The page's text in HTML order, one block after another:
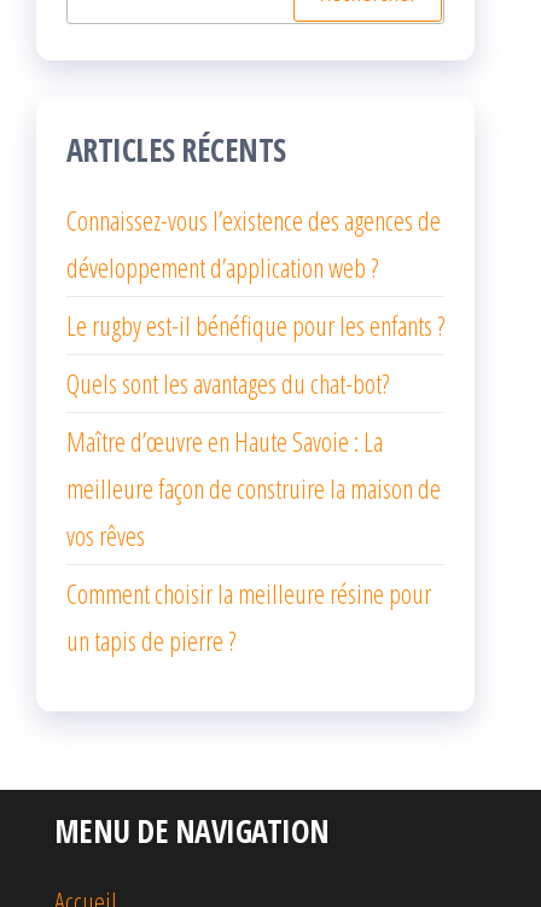
ARTICLES RÉCENTS
Connaissez-vous l’existence des agences de
développement d’application web ?
Le rugby est-il bénéfique pour les enfants ?
Quels sont les avantages du chat-bot?
Maître d’œuvre en Haute Savoie : La
meilleure façon de construire la maison de
vos rêves
Comment choisir la meilleure résine pour
un tapis de pierre ?
MENU DE NAVIGATION